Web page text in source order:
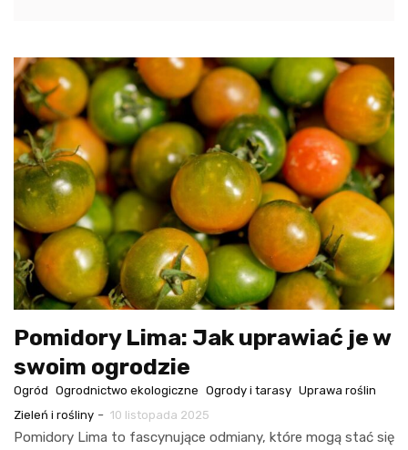
Pomidory Lima: Jak uprawiać je w
swoim ogrodzie
Ogród Ogrodnictwo ekologiczne Ogrody i tarasy Uprawa roślin
Zieleń i rośliny - 10 listopada 2025
Pomidory Lima to fascynujące odmiany, które mogą stać się